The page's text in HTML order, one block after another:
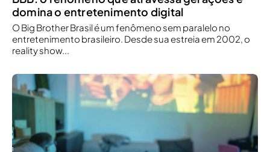
domina o entretenimento digital
O Big Brother Brasil é um fenômeno sem paralelo no
entretenimento brasileiro. Desde sua estreia em 2002, o
reality show...